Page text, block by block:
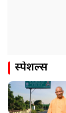
स्पेशल्स